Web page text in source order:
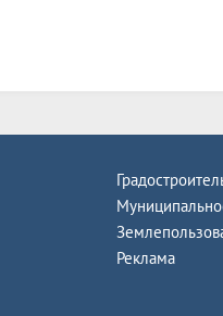
Реклама